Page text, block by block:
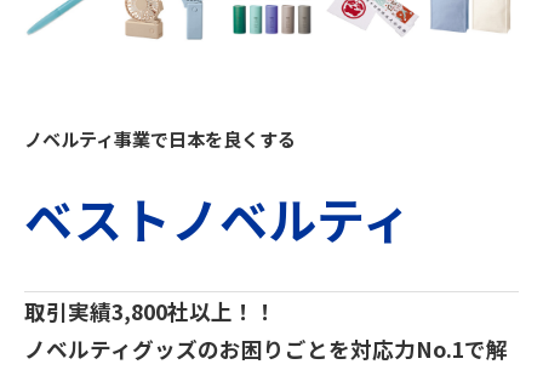
ノベルティ事業で日本を良くする
ベストノベルティ
取引実績3,800社以上！！
ノベルティグッズのお困りごとを対応力No.1で解